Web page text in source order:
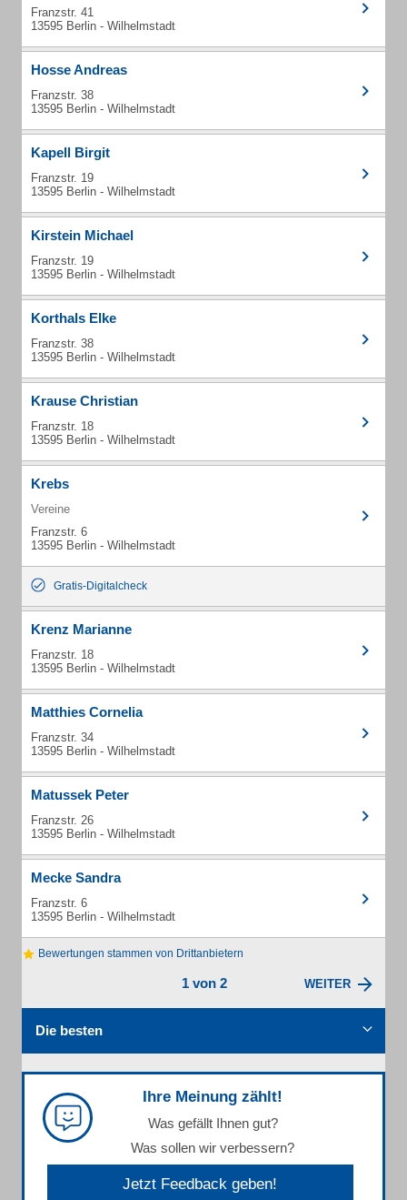
Franzstr. 41
13595 Berlin - Wilhelmstadt
Hosse Andreas
Franzstr. 38
13595 Berlin - Wilhelmstadt
Kapell Birgit
Franzstr. 19
13595 Berlin - Wilhelmstadt
Kirstein Michael
Franzstr. 19
13595 Berlin - Wilhelmstadt
Korthals Elke
Franzstr. 38
13595 Berlin - Wilhelmstadt
Krause Christian
Franzstr. 18
13595 Berlin - Wilhelmstadt
Krebs
Vereine
Franzstr. 6
13595 Berlin - Wilhelmstadt
Gratis-Digitalcheck
Krenz Marianne
Franzstr. 18
13595 Berlin - Wilhelmstadt
Matthies Cornelia
Franzstr. 34
13595 Berlin - Wilhelmstadt
Matussek Peter
Franzstr. 26
13595 Berlin - Wilhelmstadt
Mecke Sandra
Franzstr. 6
13595 Berlin - Wilhelmstadt
Bewertungen stammen von Drittanbietern
1 von 2 WEITER
Die besten
Ihre Meinung zählt!
Was gefällt Ihnen gut?
Was sollen wir verbessern?
Jetzt Feedback geben!